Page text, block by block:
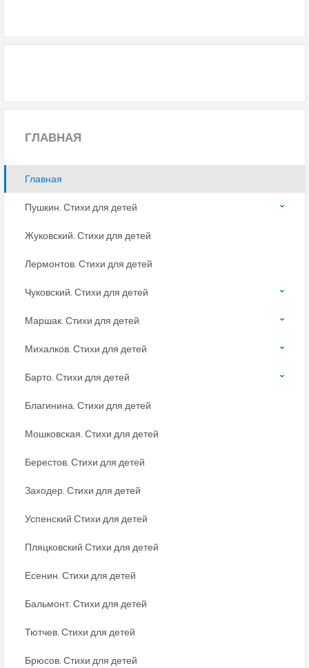
ГЛАВНАЯ
Главная
Пушкин. Стихи для детей
Жуковский. Стихи для детей
Лермонтов. Стихи для детей
Чуковский. Стихи для детей
Маршак. Стихи для детей
Михалков. Стихи для детей
Барто. Стихи для детей
Благинина. Стихи для детей
Мошковская. Стихи для детей
Берестов. Стихи для детей
Заходер. Стихи для детей
Успенский Стихи для детей
Пляцковский Стихи для детей
Есенин. Стихи для детей
Бальмонт. Стихи для детей
Тютчев. Стихи для детей
Брюсов. Стихи для детей